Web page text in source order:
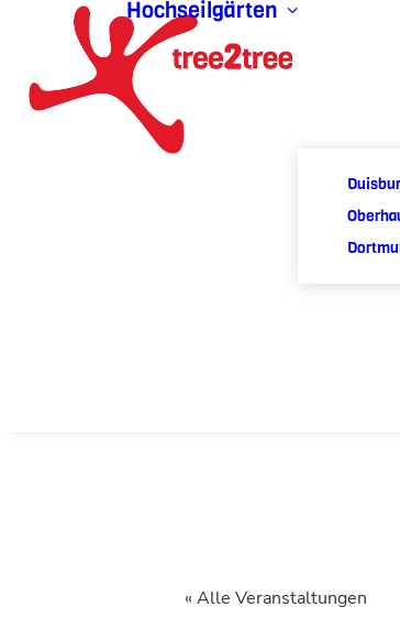
Hochseilgärten
« Alle Veranstaltungen